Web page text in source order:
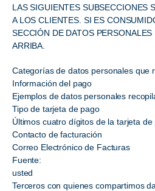
LAS SIGUIENTES SUBSECCIONES
A LOS CLIENTES. SI ES
SECCIÓN DE DATOS
ARRIBA.
Categorías de datos personales que
Información del pago
Ejemplos de datos personales
Tipo de tarjeta de pago
Últimos cuatro dígitos de la tarjeta de
Contacto de facturación
Correo Electrónico de Facturas
Fuente:
usted
Terceros con quienes compartimos